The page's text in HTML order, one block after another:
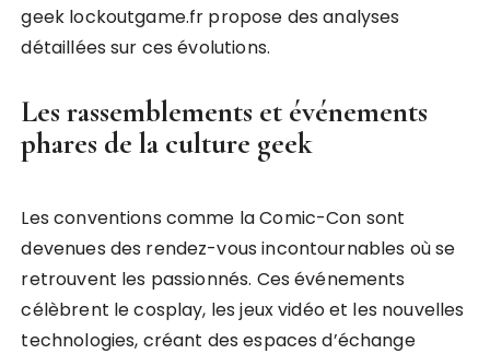
geek lockoutgame.fr propose des analyses
détaillées sur ces évolutions.
Les rassemblements et événements
phares de la culture geek
Les conventions comme la Comic-Con sont
devenues des rendez-vous incontournables où se
retrouvent les passionnés. Ces événements
célèbrent le cosplay, les jeux vidéo et les nouvelles
technologies, créant des espaces d’échange